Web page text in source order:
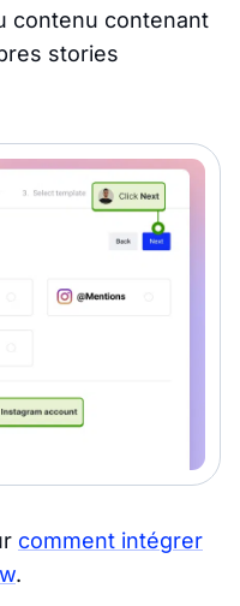
contenu contenant
stories
comment intégrer
.